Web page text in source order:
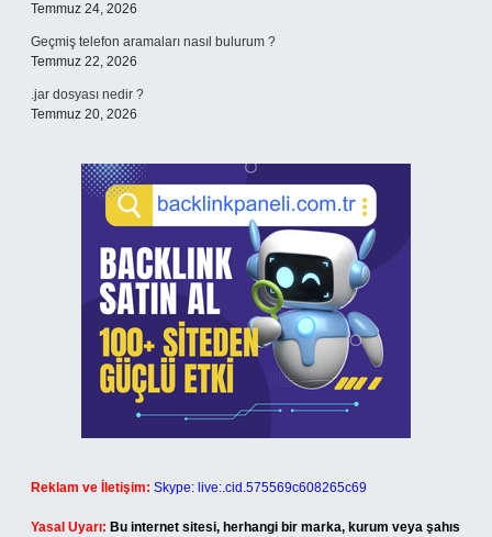
Temmuz 24, 2026
Geçmiş telefon aramaları nasıl bulurum ?
Temmuz 22, 2026
.jar dosyası nedir ?
Temmuz 20, 2026
Reklam ve İletişim: Skype: live:.cid.575569c608265c69
Yasal Uyarı: Bu internet sitesi, herhangi bir marka, kurum veya şahıs